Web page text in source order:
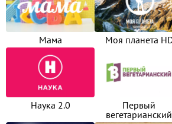
Мама Моя планета
Наука 2.0
Первый
вегетарианский